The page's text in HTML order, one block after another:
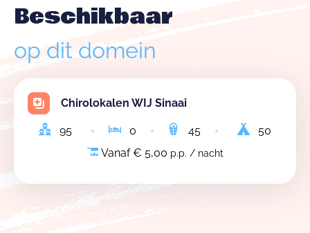
Beschikbaar
op dit domein
Chirolokalen WIJ Sinaai
95 0 45
50
Vanaf € 5,00 p.p. / nacht